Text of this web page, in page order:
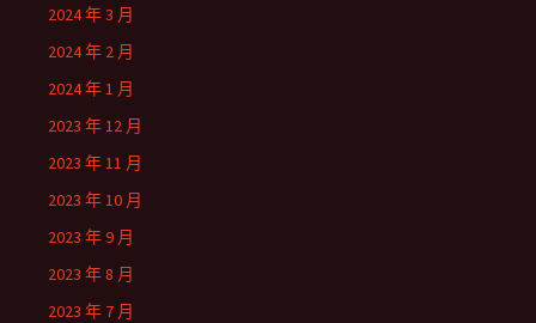
2024 年 3 月
2024 年 2 月
2024 年 1 月
2023 年 12 月
2023 年 11 月
2023 年 10 月
2023 年 9 月
2023 年 8 月
2023 年 7 月